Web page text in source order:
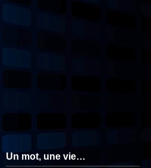
Un mot, une vie…